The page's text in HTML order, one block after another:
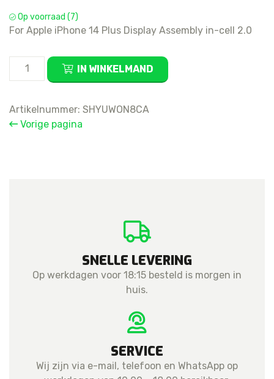
Op voorraad (7)
For Apple iPhone 14 Plus Display Assembly in-cell 2.0
Apple
14
Plus
IN WINKELMAND
Artikelnummer: SHYUWON8CA
Vorige pagina
SNELLE LEVERING
Op werkdagen voor 18:15 besteld is morgen in
huis.
SERVICE
Wij zijn via e-mail, telefoon en WhatsApp op